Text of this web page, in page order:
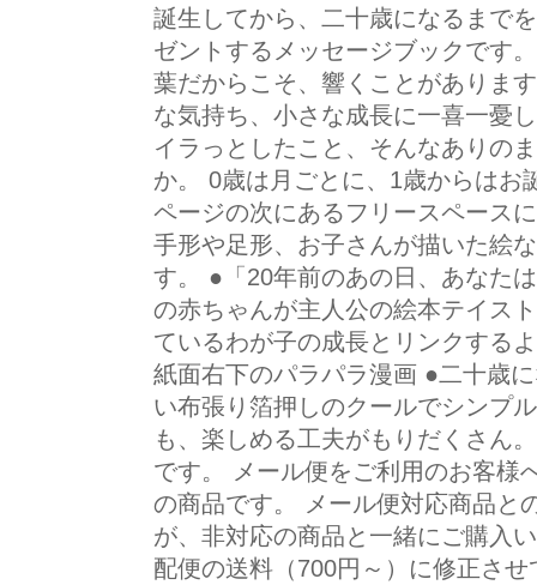
誕生してから、二十歳になるまで
ゼントするメッセージブックです
葉だからこそ、響くことがありま
な気持ち、小さな成長に一喜一憂
イラっとしたこと、そんなありの
か。 0歳は月ごとに、1歳からはお
ページの次にあるフリースペース
手形や足形、お子さんが描いた絵
す。 ●「20年前のあの日、あなた
の赤ちゃんが主人公の絵本テイス
ているわが子の成長とリンクする
紙面右下のパラパラ漫画 ●二十歳
い布張り箔押しのクールでシンプ
も、楽しめる工夫がもりだくさん
です。 メール便をご利用のお客様
の商品です。 メール便対応商品と
が、非対応の商品と一緒にご購入
配便の送料（700円～）に修正さ